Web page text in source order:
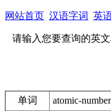
网站首页 汉语字词 英
请输入您要查询的英文
单词
atomic-number